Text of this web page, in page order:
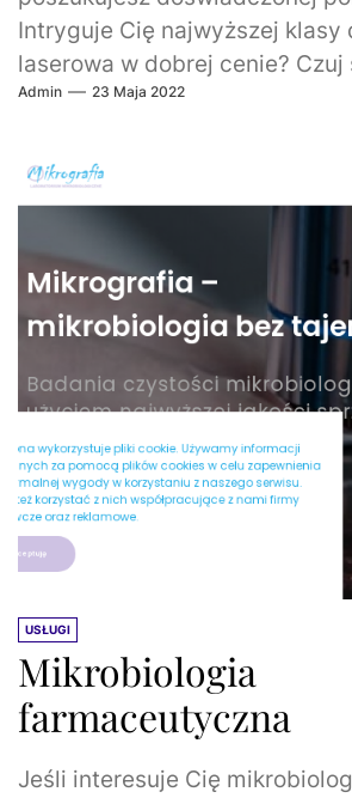
Intryguje Cię najwyższej klasy
laserowa w dobrej cenie? Czuj
na te oraz inne...
Admin 23 Maja 2022
USŁUGI
Mikrobiologia
farmaceutyczna
Jeśli interesuje Cię